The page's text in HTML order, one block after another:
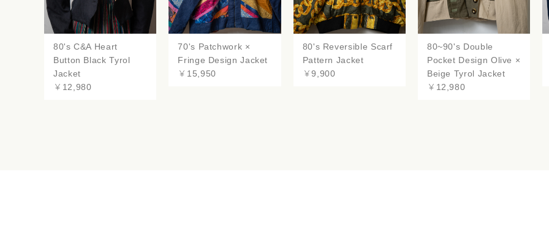
80's C&A Heart
Button Black Tyrol
Jacket
￥12,980
70's Patchwork ×
Fringe Design Jacket
￥15,950
80's Reversible Scarf
Pattern Jacket
￥9,900
80~90's Double
Pocket Design Olive ×
Beige Tyrol Jacket
￥12,980